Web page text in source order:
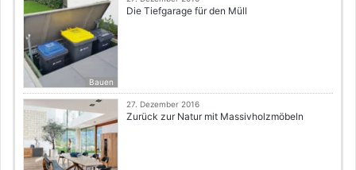
Bauen
Die Tiefgarage für den Müll
27. Dezember 2016
Zurück zur Natur mit Massivholzmöbeln